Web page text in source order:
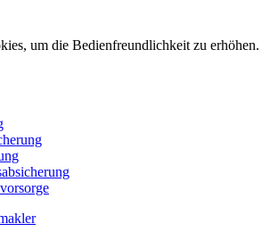
um die Bedienfreundlichkeit zu erhöhen.